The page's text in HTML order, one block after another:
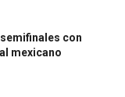
con
mexicano